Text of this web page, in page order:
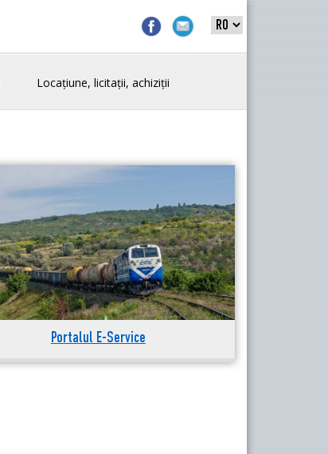
Locațiune, licitații, achiziții
Portalul E-Service